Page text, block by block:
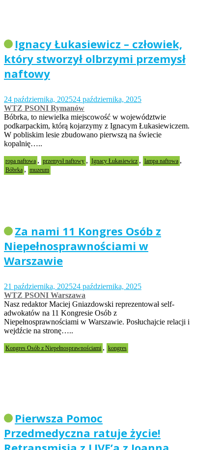
Ignacy Łukasiewicz – człowiek,
który stworzył olbrzymi przemysł
naftowy
24 października, 202524 października, 2025
WTZ PSONI Rymanów
Bóbrka, to niewielka miejscowość w województwie
podkarpackim, którą kojarzymy z Ignacym Łukasiewiczem.
W pobliskim lesie zbudowano pierwszą na świecie
kopalnię…..
ropa naftowa , przemysł naftowy , Ignacy Łukasiewicz , lampa naftowa ,
Bóbrka , muzeum
Za nami 11 Kongres Osób z
Niepełnosprawnościami w
Warszawie
21 października, 202524 października, 2025
WTZ PSONI Warszawa
Nasz redaktor Maciej Gniazdowski reprezentował self-
adwokatów na 11 Kongresie Osób z
Niepełnosprawnościami w Warszawie. Posłuchajcie relacji i
wejdźcie na stronę…..
Kongres Osób z Niepełnosprawnościami , kongres
Pierwsza Pomoc
Przedmedyczna ratuje życie!